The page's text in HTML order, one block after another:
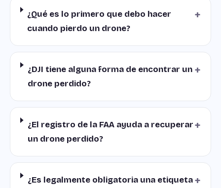
¿Qué es lo primero que debo hacer
cuando pierdo un drone?
+
¿DJI tiene alguna forma de encontrar un
drone perdido?
+
¿El registro de la FAA ayuda a recuperar
un drone perdido?
+
¿Es legalmente obligatoria una etiqueta+